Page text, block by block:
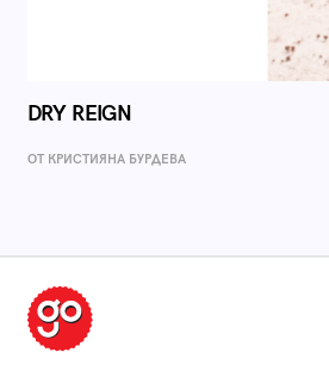
DRY REIGN
ОТ КРИСТИЯНА БУРДЕВА